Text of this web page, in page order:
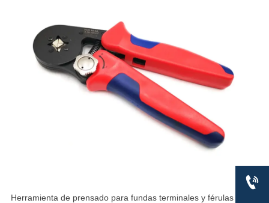
Herramienta de prensado para fundas terminales y férulas de
